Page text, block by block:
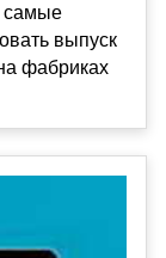
самые
выпуск
фабриках